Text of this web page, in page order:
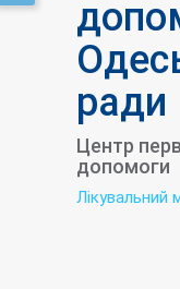
ради
Центр
допомоги
Лікувальний